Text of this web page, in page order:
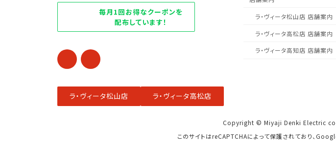
毎月1回お得なクーポンを
配布しています！
ア
イ
コ
ン
ク
ア
イ
コ
ン
ク
ラ・ヴィータ松山店 ラ・ヴィータ高松店
ラ・ヴィータ松山店 店舗案内
ラ・ヴィータ高松店 店舗案内
ラ・ヴィータ高知店 店舗案内
Copyright © Miyaji Denki Electric
このサイトはreCAPTCHAによって保護されており、